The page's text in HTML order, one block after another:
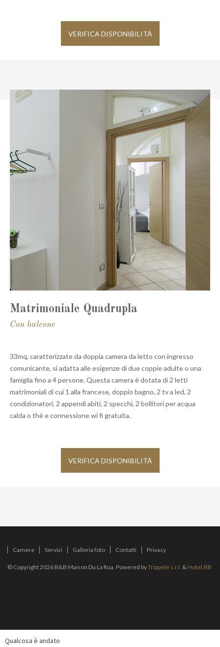
VERIFICA DISPONIBILITÀ
Matrimoniale Quadrupla
Con balcone
33mq, caratterizzate da doppia camera da letto con ingresso
comunicante, si adatta alle esigenze di due coppie adulte o una
famiglia fino a 4 persone. Questa camera è dotata di 2 letti
matrimoniali di cui 1 alla francese, doppio bagno, 2 tv a led, 2
condizionatori, 2 appendi abiti, 2 specchi, 2 bollitori per acqua
calda o thè e connessione wi fi gratuita.
VERIFICA DISPONIBILITÀ
Camere Servizi Galleria foto Contatti Privacy
© Copyright 2026 B&B Maison Du La Rua. Powered byTrippete s.r.l. & Hotel.BB
Qualcosa è andato